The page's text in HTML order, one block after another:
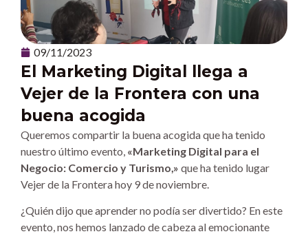
09/11/2023
El Marketing Digital llega a
Vejer de la Frontera con una
buena acogida
Queremos compartir la buena acogida que ha tenido
nuestro último evento, «Marketing Digital para el
Negocio: Comercio y Turismo,» que ha tenido lugar
Vejer de la Frontera hoy 9 de noviembre.
¿Quién dijo que aprender no podía ser divertido? En este
evento, nos hemos lanzado de cabeza al emocionante